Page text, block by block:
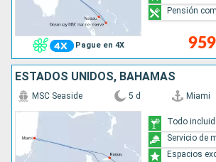
Pague en 4X
Pensión
ESTADOS UNIDOS, BAHAMAS
MSC Seaside 5 d Miami
Todo
Servicio de
Espacios